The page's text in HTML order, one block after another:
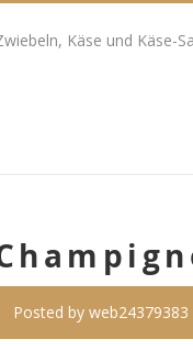
Käse und Käse-
Posted by web24379383